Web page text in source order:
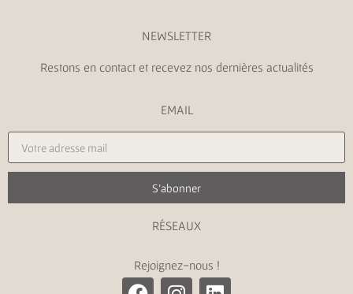
NEWSLETTER
Restons en contact et recevez nos dernières actualités
EMAIL
S'abonner
RÉSEAUX
Rejoignez-nous !